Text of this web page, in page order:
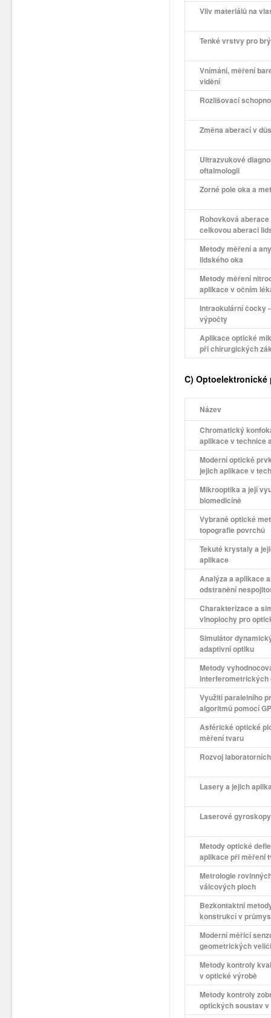
Vliv materiálů na
Tenké vrstvy pro
Vnímání, měření
vidění
Rozlišovací
Změna aberací v
Ultrazvukové
oftalmologii
Zorné pole oka a
Rohovková
celkovou aberaci
Metody měření a
lidského oka
Metody měření
aplikace v očním
Intraokulární čocky
výpočty
Aplikace optické
při chirurgických
C)
Název
Chromatický
aplikace v technice
Moderní optické
jejich aplikace v
Mikrooptika a její
biomedicíně
Vybrané optické
topografie povrchů
Tekuté krystaly a
aplikace
Analýza a aplikace
odstranění
Charakterizace a
vlnoplochy pro
Simulátor
adaptivní optiku
Metody
interferometrických
Využití paralelního
algoritmů pomocí
Asférické optické
měření tvaru
Rozvoj
Lasery a jejich
Laserové
Metody optické
aplikace při měření
Metrologie
válcových ploch
Bezkontaktní
konstrukcí v
Moderní měřicí
geometrických
Metody kontroly
v optické výrobě
Metody kontroly
optických soustav